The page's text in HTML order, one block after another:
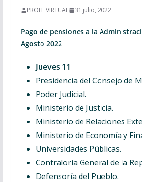
PROFE VIRTUAL 31 julio, 2022
Pago de pensiones a la
Agosto 2022
Jueves 11
Presidencia del Consejo de
Poder Judicial.
Ministerio de Justicia.
Ministerio de Relaciones
Ministerio de Economía y
Universidades Públicas.
Contraloría General de la
Defensoría del Pueblo.